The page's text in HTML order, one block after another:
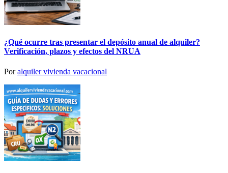
¿Qué ocurre tras presentar el depósito anual de alquiler?
Verificación, plazos y efectos del NRUA
Poralquiler vivienda vacacional